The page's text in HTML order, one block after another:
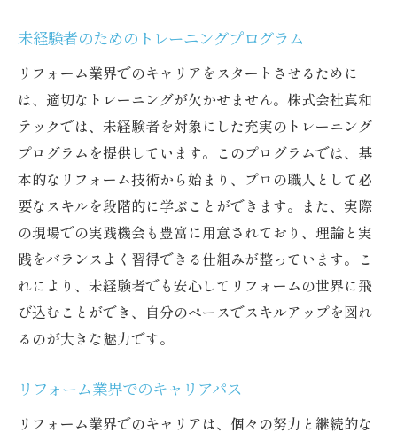
リフォームを通じたビジネスチャンスの拡
大
他業種との連携による新たな可能性
地域社会での信頼構築の方法
クリエイティブな職場環境未経験者歓迎の兵庫
県リフォーム業界で未来を描く
働きやすいリフォーム職場の特徴
未経験者が成長できる職場環境
職場でのクリエイティブ活動の実践例
社員の意見が尊重されるリフォーム業界
新しいアイデアを生み出す職場文化
未経験者のためのトレーニングプログラム
リフォーム業界でのキャリアをスタートさせるために
は、適切なトレーニングが欠かせません。株式会社真和
テックでは、未経験者を対象にした充実のトレーニング
プログラムを提供しています。このプログラムでは、基
本的なリフォーム技術から始まり、プロの職人として必
要なスキルを段階的に学ぶことができます。また、実際
の現場での実践機会も豊富に用意されており、理論と実
践をバランスよく習得できる仕組みが整っています。こ
れにより、未経験者でも安心してリフォームの世界に飛
び込むことができ、自分のペースでスキルアップを図れ
るのが大きな魅力です。
リフォーム業界でのキャリアパス
リフォーム業界でのキャリアは、個々の努力と継続的な